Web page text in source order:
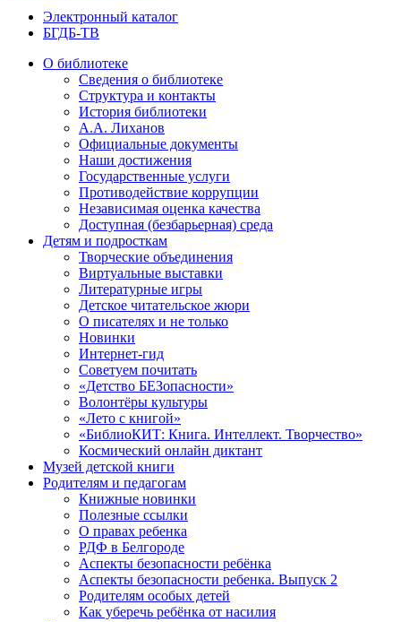
Электронный каталог
БГДБ-ТВ
О библиотеке
Сведения о библиотеке
Структура и контакты
История библиотеки
А.А. Лиханов
Официальные документы
Наши достижения
Государственные услуги
Противодействие коррупции
Независимая оценка качества
Доступная (безбарьерная) среда
Детям и подросткам
Творческие объединения
Виртуальные выставки
Литературные игры
Детское читательское жюри
О писателях и не только
Новинки
Интернет-гид
Советуем почитать
«Детство БЕЗопасности»
Волонтёры культуры
«Лето с книгой»
«БиблиоКИТ: Книга. Интеллект. Творчество»
Космический онлайн диктант
Музей детской книги
Родителям и педагогам
Книжные новинки
Полезные ссылки
О правах ребенка
РДФ в Белгороде
Аспекты безопасности ребёнка
Аспекты безопасности ребенка. Выпуск 2
Родителям особых детей
Как уберечь ребёнка от насилия